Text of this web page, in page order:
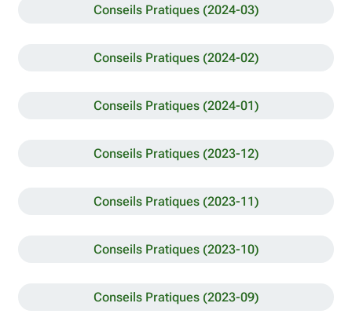
Conseils Pratiques (2024-03)
Conseils Pratiques (2024-02)
Conseils Pratiques (2024-01)
Conseils Pratiques (2023-12)
Conseils Pratiques (2023-11)
Conseils Pratiques (2023-10)
Conseils Pratiques (2023-09)